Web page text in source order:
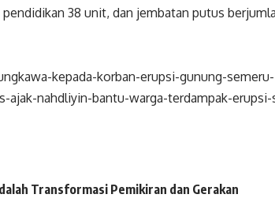
38 unit, dan jembatan putus
kepada-korban-erupsi-gunung-semeru-
nahdliyin-bantu-warga-terdampak-erupsi-
Transformasi Pemikiran dan Gerakan